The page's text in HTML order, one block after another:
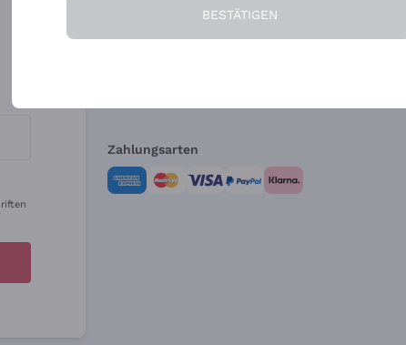
Zahlungsarten
BESTÄTIGEN